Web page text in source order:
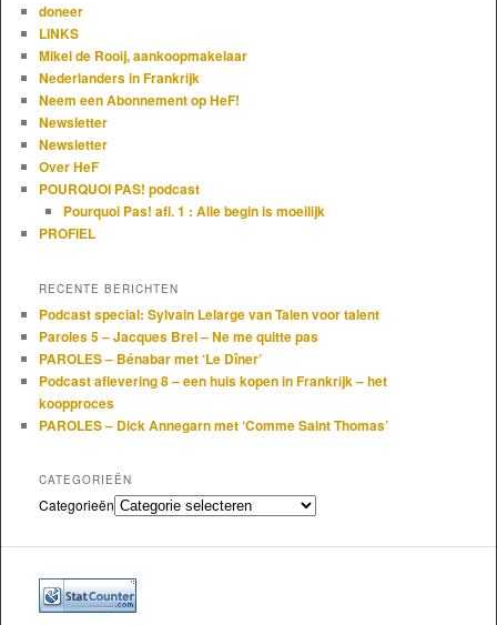
doneer
LINKS
Mikel de Rooij, aankoopmakelaar
Nederlanders in Frankrijk
Neem een Abonnement op HeF!
Newsletter
Newsletter
Over HeF
POURQUOI PAS! podcast
Pourquoi Pas! afl. 1 : Alle begin is moeilijk
PROFIEL
RECENTE BERICHTEN
Podcast special: Sylvain Lelarge van Talen voor talent
Paroles 5 – Jacques Brel – Ne me quitte pas
PAROLES – Bénabar met ‘Le Dîner’
Podcast aflevering 8 – een huis kopen in Frankrijk – het
koopproces
PAROLES – Dick Annegarn met ‘Comme Saint Thomas’
CATEGORIEËN
Categorieën